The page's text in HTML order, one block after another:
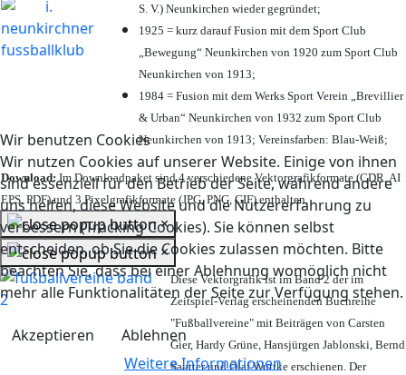
Wir benutzen Cookies
Wir nutzen Cookies auf unserer Website. Einige von ihnen
sind essenziell für den Betrieb der Seite, während andere
uns helfen, diese Website und die Nutzererfahrung zu
verbessern (Tracking Cookies). Sie können selbst
entscheiden, ob Sie die Cookies zulassen möchten. Bitte
beachten Sie, dass bei einer Ablehnung womöglich nicht
mehr alle Funktionalitäten der Seite zur Verfügung stehen.
Akzeptieren
Ablehnen
Weitere Informationen
S. V.) Neunkirchen wieder gegründet;
1925 = kurz darauf Fusion mit dem Sport Club
„Bewegung“ Neunkirchen von 1920 zum Sport Club
Neunkirchen von 1913;
1984 = Fusion mit dem Werks Sport Verein „Brevillier
& Urban“ Neunkirchen von 1932 zum Sport Club
Neunkirchen von 1913; Vereinsfarben: Blau-Weiß;
Download: Im Downloadpaket sind 4 verschiedene Vektorgrafikformate (CDR, AI
EPS, PDF) und 3 Pixelgrafikformate (JPG, PNG, GIF) enthalten.
×
×
Diese Vektorgrafik ist im Band 2 der im
Zeitspiel-Verlag erscheinenden Buchreihe
"Fußballvereine" mit Beiträgen von Carsten
Gier, Hardy Grüne, Hansjürgen Jablonski, Bernd
Sautter und Olaf Wuttke erschienen. Der